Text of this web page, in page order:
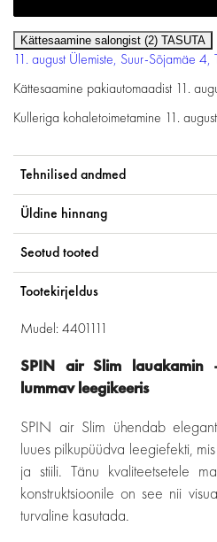
Kättesaamine salongist (2) TASUTA
11. august Ülemiste, Suur-Sõjamäe 4,
Kättesaamine pakiautomaadist 11.
Kulleriga kohaletoimetamine 11. august
Tehnilised andmed
Üldine hinnang
Seotud tooted
Tootekirjeldus
Mudel: 4401111
SPIN air Slim lauakamin
lummav leegikeeris
SPIN air Slim ühendab
luues pilkupüüdva leegiefekti,
ja stiili. Tänu kvaliteetsetele
konstruktsioonile on see nii
turvaline kasutada.